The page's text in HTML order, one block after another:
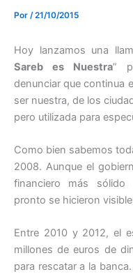
Por /21/10/2015
Hoy lanzamos una
Sareb es Nuestra”
denunciar que continua
ser nuestra, de los
pero utilizada para
Como bien sabemos
2008. Aunque el
financiero más sólido
pronto se hicieron
Entre 2010 y 2012, el
millones de euros de
para rescatar a la